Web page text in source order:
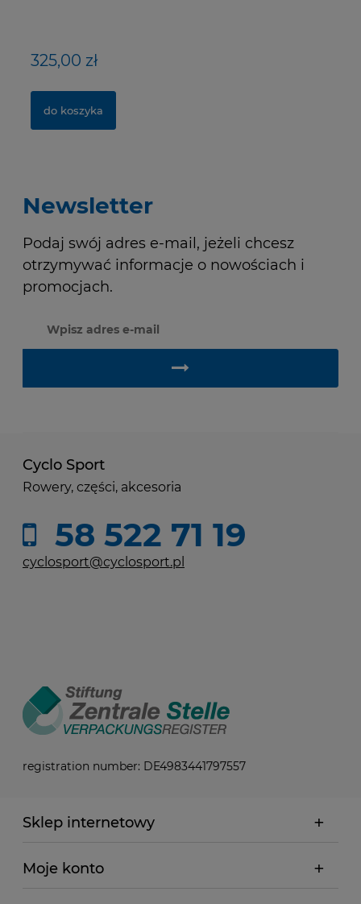
325,00 zł
do koszyka
40,00 zł
do koszyka
Newsletter
Podaj swój adres e-mail, jeżeli chcesz
otrzymywać informacje o nowościach i
promocjach.
Cyclo Sport
Rowery, części, akcesoria
58 522 71 19
cyclosport@cyclosport.pl
registration number: DE4983441797557
Sklep internetowy
Moje konto